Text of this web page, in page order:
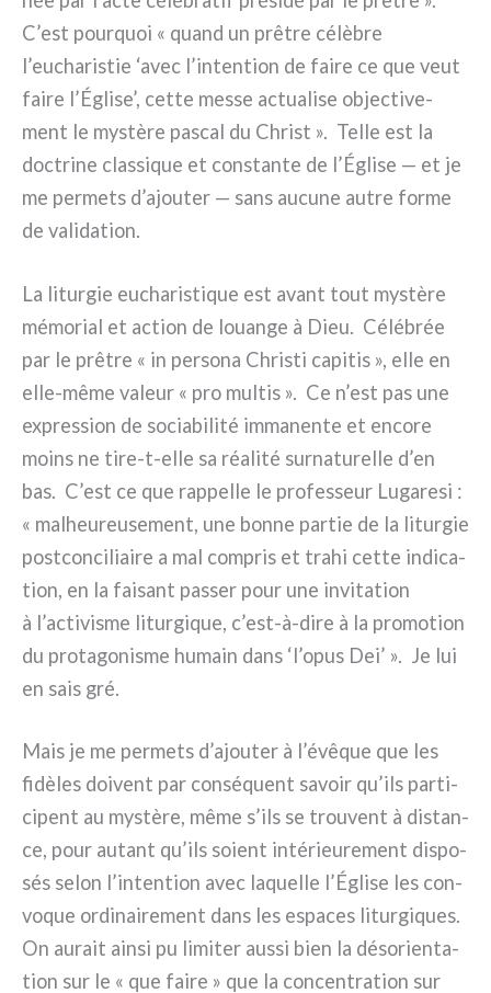
C’est pour­quoi « quand un prê­tre célè­bre
l’eucharistie ‘avec l’intention de fai­re ce que veut
fai­re l’Église’, cet­te mes­se actua­li­se objec­ti­ve­
ment le mystè­re pascal du Christ ». Telle est la
doc­tri­ne clas­si­que et con­stan­te de l’Église — et je
me per­me­ts d’ajouter — sans aucu­ne autre for­me
de vali­da­tion.
La litur­gie eucha­ri­sti­que est avant tout mystè­re
mémo­rial et action de louan­ge à Dieu. Célébrée
par le prê­tre « in per­so­na Christi capi­tis », elle en
elle-même valeur « pro mul­tis ». Ce n’est pas une
expres­sion de socia­bi­li­té imma­nen­te et enco­re
moins ne tire-t-elle sa réa­li­té sur­na­tu­rel­le d’en
bas. C’est ce que rap­pel­le le pro­fes­seur Lugaresi :
« malheu­reu­se­ment, une bon­ne par­tie de la litur­gie
post­con­ci­liai­re a mal com­pris et tra­hi cet­te indi­ca­
tion, en la fai­sant pas­ser pour une invi­ta­tion
à l’activisme litur­gi­que, c’est-à-dire à la pro­mo­tion
du pro­ta­go­ni­sme humain dans ‘l’opus Dei’ ». Je lui
en sais gré.
Mais je me per­me­ts d’ajouter à l’évêque que les
fidè­les doi­vent par con­sé­quent savoir qu’ils par­ti­
ci­pent au mystè­re, même s’ils se trou­vent à distan­
ce, pour autant qu’ils soient inté­rieu­re­ment dispo­
sés selon l’intention avec laquel­le l’Église les con­
vo­que ordi­nai­re­ment dans les espa­ces litur­gi­ques.
On aurait ain­si pu limi­ter aus­si bien la déso­rien­ta­
tion sur le « que fai­re » que la con­cen­tra­tion sur